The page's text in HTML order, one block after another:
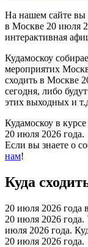
На нашем сайте вы
в Москве 20 июля
интерактивная
Кудамоскоу
мероприятих
сходить в Москве
сегодня, либо
этих выходных и
Кудамоскоу в курсе
20 июля 2026 года.
Если вы знаете о
нам!
Куда
20 июля 2026 года
20 июля 2026 года.
июля 2026 года.
20 июля 2026 года.